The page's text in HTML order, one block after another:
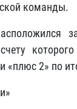
команды.
«плюс 2» по